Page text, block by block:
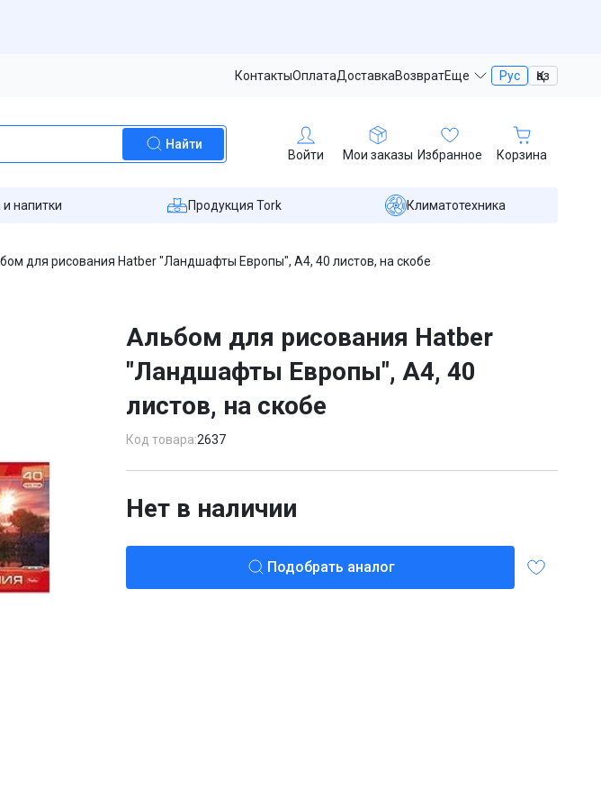
КонтактыОплатаДоставкаВозвратЕще Рус Қаз
Найти
Войти Мои заказы Избранное Корзина
напитки Продукция Tork Климатотехника
для рисования Hatber "Ландшафты Европы", А4, 40 листов, на скобе
Альбом для рисования Hatber
"Ландшафты Европы", А4, 40
листов, на скобе
Код товара:2637
Нет в наличии
Подобрать аналог